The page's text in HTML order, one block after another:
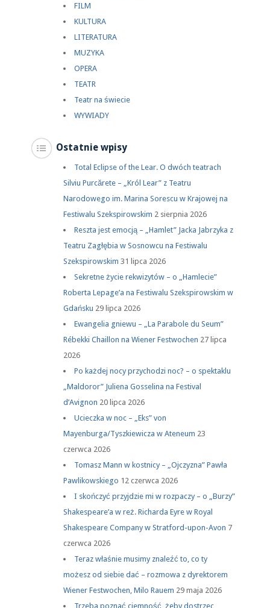
FILM
KULTURA
LITERATURA
MUZYKA
OPERA
TEATR
Teatr na świecie
WYWIADY
Ostatnie wpisy
Total Eclipse of the Lear. O dwóch teatrach
Silviu Purcărete – „Król Lear” z Teatru
Narodowego im. Marina Sorescu w Krajowej na
Festiwalu Szekspirowskim 2 sierpnia 2026
Reszta jest emocją – „Hamlet” Jacka Jabrzyka z
Teatru Zagłębia w Sosnowcu na Festiwalu
Szekspirowskim 31 lipca 2026
Sekretne życie rekwizytów – o „Hamlecie”
Roberta Lepage’a na Festiwalu Szekspirowskim w
Gdańsku 29 lipca 2026
Ewangelia gniewu – „La Parabole du Seum”
Rébekki Chaillon na Wiener Festwochen 27 lipca
2026
Po każdej nocy przychodzi noc? – o spektaklu
„Maldoror” Juliena Gosselina na Festival
d’Avignon 20 lipca 2026
Ucieczka w noc – „Eks” von
Mayenburga/Tyszkiewicza w Ateneum 23
czerwca 2026
Tomasz Mann w kostnicy – „Ojczyzna” Pawła
Pawlikowskiego 12 czerwca 2026
I skończyć przyjdzie mi w rozpaczy – o „Burzy”
Shakespeare’a w reż. Richarda Eyre w Royal
Shakespeare Company w Stratford-upon-Avon 7
czerwca 2026
Teraz właśnie musimy znaleźć to, co ty
możesz od siebie dać – rozmowa z dyrektorem
Wiener Festwochen, Milo Rauem 29 maja 2026
Trzeba poznać ciemność, żeby dostrzec